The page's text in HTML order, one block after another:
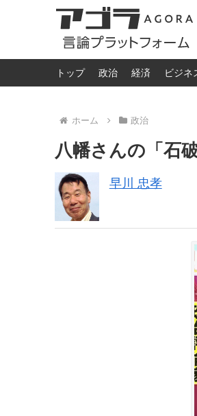
トップ 政治 経済 ビジネ
ホーム 政治
八幡さんの「石
早川 忠孝